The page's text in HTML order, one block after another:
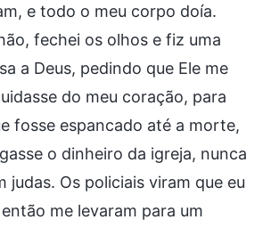
e todo o meu corpo doía.
fechei os olhos e fiz uma
a Deus, pedindo que Ele me
do meu coração, para
fosse espancado até a morte,
o dinheiro da igreja, nunca
judas. Os policiais viram que eu
me levaram para um